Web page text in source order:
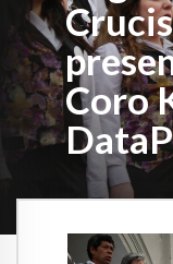
Coro